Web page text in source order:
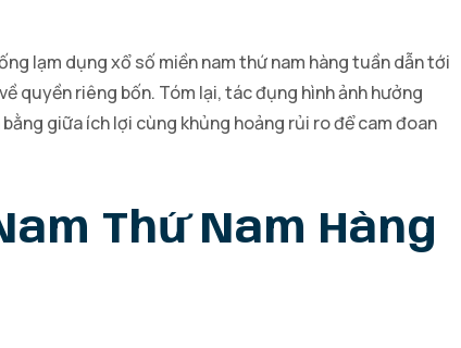
lạm dụng xổ số miền nam thứ nam hàng tuần dẫn tới
quyền riêng bốn. Tóm lại, tác đụng hình ảnh hưởng
giữa ích lợi cùng khủng hoảng rủi ro để cam đoan
Thứ Nam Hàng